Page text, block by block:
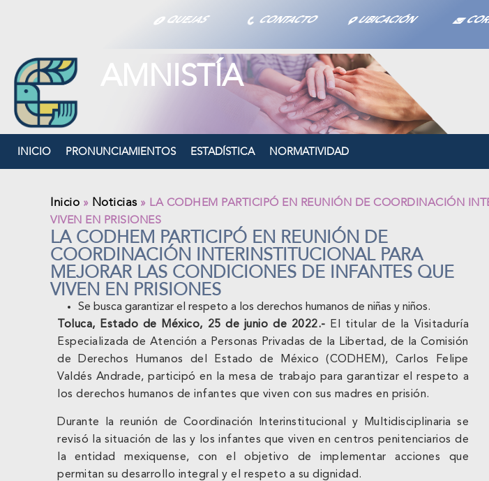
QUEJAS CONTACTO UBICACIÓN
AMNISTÍA
INICIO PRONUNCIAMIENTOS ESTADÍSTICA NORMATIVIDAD
Inicio » Noticias» LA CODHEM PARTICIPÓ EN REUNIÓN DE COORDINACIÓN
VIVEN EN PRISIONES
LA CODHEM PARTICIPÓ EN REUNIÓN DE
COORDINACIÓN INTERINSTITUCIONAL PARA
MEJORAR LAS CONDICIONES DE INFANTES QUE
VIVEN EN PRISIONES
Se busca garantizar el respeto a los derechos humanos de niñas y niños.
Toluca, Estado de México, 25 de junio de 2022.-
El titular de la Visitaduría
Especializada de Atención a Personas Privadas de la Libertad, de la Comisión
de Derechos Humanos del Estado de México (CODHEM), Carlos Felipe
Valdés Andrade, participó en la mesa de trabajo para garantizar el respeto a
los derechos humanos de infantes que viven con sus madres en prisión.
Durante la reunión de Coordinación Interinstitucional y Multidisciplinaria se
revisó la situación de las y los infantes que viven en centros penitenciarios de
la entidad mexiquense, con el objetivo de implementar acciones que
permitan su desarrollo integral y el respeto a su dignidad.